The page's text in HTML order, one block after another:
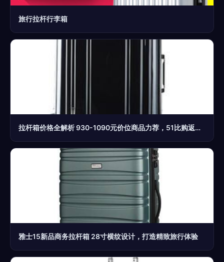
旅行拉杆行李箱
拉杆箱价格全解析 930-1090元价位商品力荐，51比购返利网带你轻松比价
雅士15新品商务拉杆箱 28寸横纹设计，打造精致旅行体验